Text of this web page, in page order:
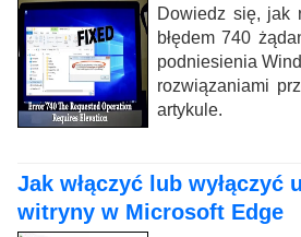
Dowiedz się, jak
błędem 740
podniesienia
rozwiązaniami
artykule.
Jak włączyć lub wyłączyć
witryny w Microsoft Edge